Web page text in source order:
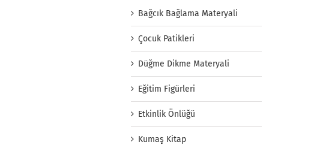
Bağcık Bağlama Materyali
Çocuk Patikleri
Düğme Dikme Materyali
Eğitim Figürleri
Etkinlik Önlüğü
Kumaş Kitap